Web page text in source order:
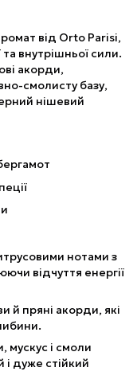
від Orto Parisi,
внутрішньої сили.
акорди,
смолисту базу,
нішевий
нотами з
відчуття енергії
й пряні акорди, які
мускус і смоли
дуже стійкий